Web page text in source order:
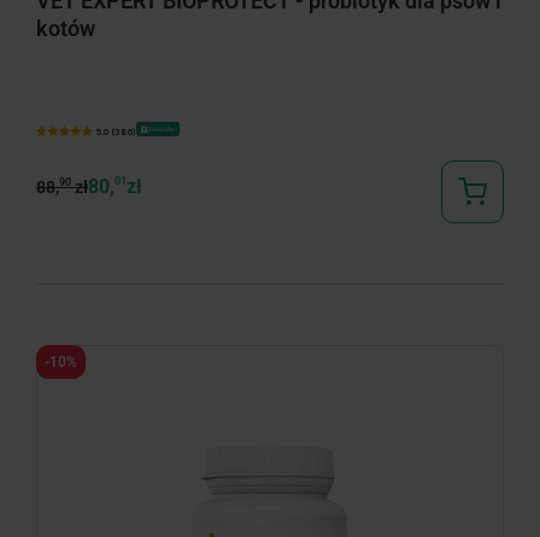
kotów
5.0 (386) Bestseller
88,90zł80,01 zł
-10%